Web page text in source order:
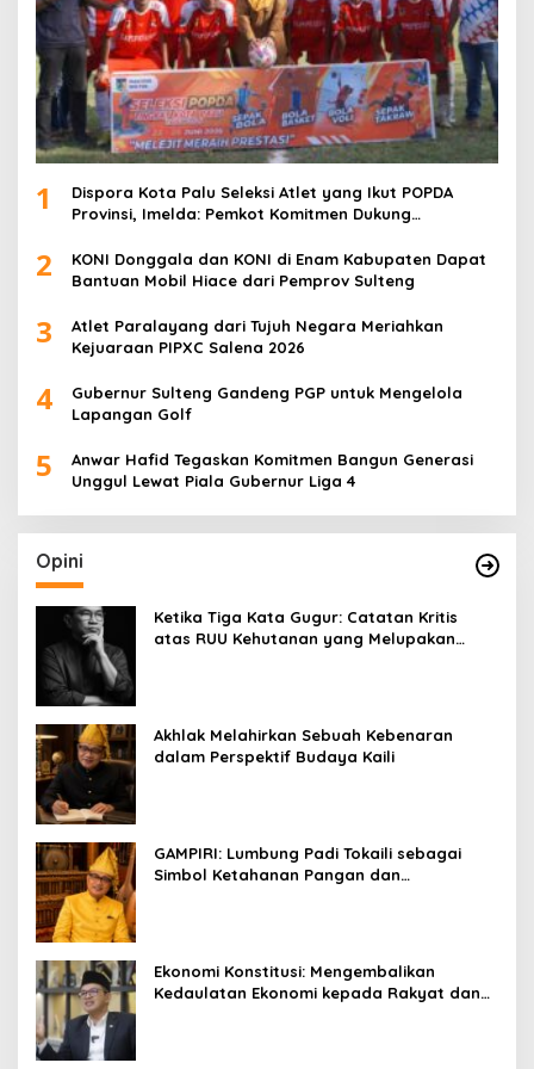
1
Dispora Kota Palu Seleksi Atlet yang Ikut POPDA
Provinsi, Imelda: Pemkot Komitmen Dukung
2
KONI Donggala dan KONI di Enam Kabupaten Dapat
Bantuan Mobil Hiace dari Pemprov Sulteng
3
Atlet Paralayang dari Tujuh Negara Meriahkan
Kejuaraan PIPXC Salena 2026
4
Gubernur Sulteng Gandeng PGP untuk Mengelola
Lapangan Golf
5
Anwar Hafid Tegaskan Komitmen Bangun Generasi
Unggul Lewat Piala Gubernur Liga 4
Opini
Ketika Tiga Kata Gugur: Catatan Kritis
atas RUU Kehutanan yang Melupakan
Akhlak Melahirkan Sebuah Kebenaran
dalam Perspektif Budaya Kaili
GAMPIRI: Lumbung Padi Tokaili sebagai
Simbol Ketahanan Pangan dan
Ekonomi Konstitusi: Mengembalikan
Kedaulatan Ekonomi kepada Rakyat dan